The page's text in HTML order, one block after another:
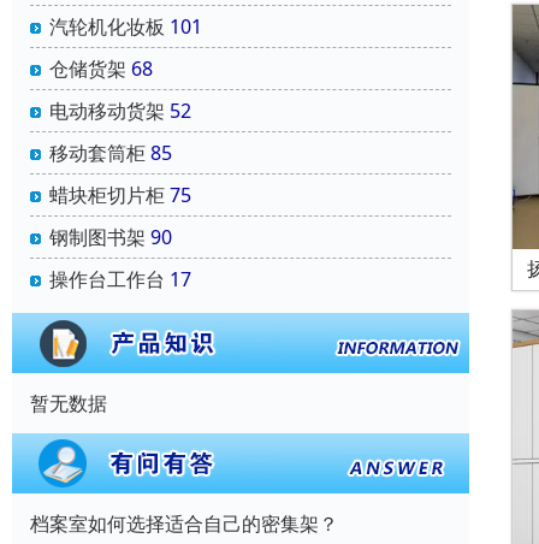
汽轮机化妆板 101
仓储货架 68
电动移动货架 52
移动套筒柜85
蜡块柜切片柜75
钢制图书架 90
操作台工作台 17
暂无数据
档案室如何选择适合自己的密集架？